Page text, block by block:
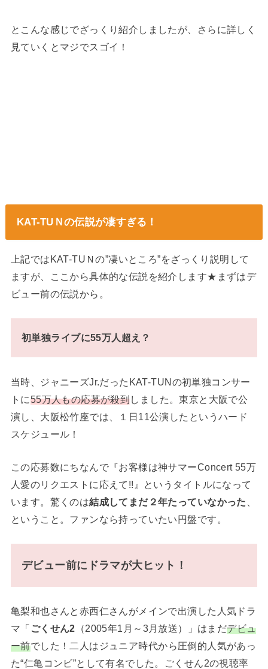
とこんな感じでざっくり紹介しましたが、さらに詳しく
見ていくとマジでスゴイ！
KAT-TUＮの伝説が凄すぎる！
上記ではKAT-TUＮの”凄いところ”をざっくり説明して
ますが、ここから具体的な伝説を紹介します★まずはデ
ビュー前の伝説から。
初単独ライブに55万人超え？
当時、ジャニーズJr.だったKAT-TUNの初単独コンサー
トに55万人もの応募が殺到 しました。東京と大阪で公
演し、大阪松竹座では、１日11公演したというハード
スケジュール！
この応募数にちなんで『お客様は神サマーConcert 55万
人愛のリクエストに応えて!!』というタイトルになって
います。驚くのは結成してまだ２年たっていなかった
ということ。ファンなら持っていたい円盤です。
デビュー前にドラマが大ヒット！
亀梨和也さんと赤西仁さんがメインで出演した人気ドラ
マ「 ごくせん2 （2005年1月～3月放送）」はまだデビュ
ー前でした！二人はジュニア時代から圧倒的人気があっ
た“仁亀コンビ”として有名でした。ごくせん2の視聴率